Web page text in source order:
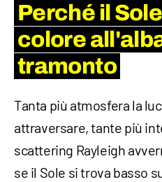
Perché il
colore
tramonto
Tanta più atmosfera la
attraversare, tante più
scattering Rayleigh
se il Sole si trova basso